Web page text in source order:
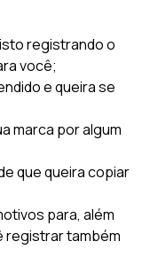
registrando o
você;
e queira se
marca por algum
que queira copiar
para, além
registrar também